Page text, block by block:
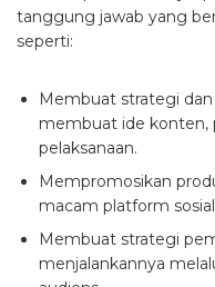
tanggung jawab yang
seperti:
Membuat strategi
membuat ide konten,
pelaksanaan.
Mempromosikan
macam platform
Membuat strategi
menjalankannya